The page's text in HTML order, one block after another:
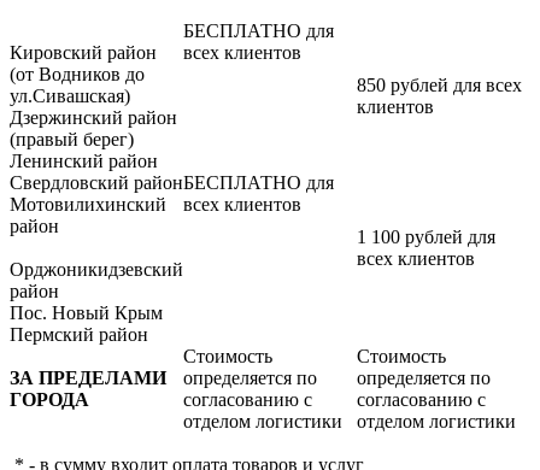
Кировский район
(от Водников до
ул.Сивашская)
Дзержинский район
(правый берег)
Ленинский район
Свердловский район
Мотовилихинский
район
Орджоникидзевский
район
Пос. Новый Крым
Пермский район
БЕСПЛАТНО для
всех клиентов
БЕСПЛАТНО для
всех клиентов
850 рублей для всех
клиентов
1 100 рублей для
всех клиентов
ЗА ПРЕДЕЛАМИ
ГОРОДА
Стоимость
определяется по
согласованию с
отделом логистики
Стоимость
определяется по
согласованию с
отделом логистики
* - в сумму входит оплата товаров и услуг